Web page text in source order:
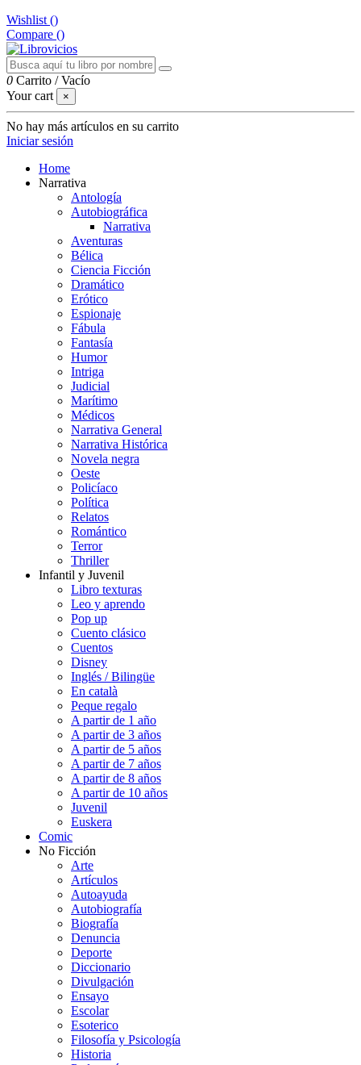
Wishlist ()
Compare ()
0 Carrito /Vacío
Your cart
×
No hay más artículos en su carrito
Iniciar sesión
Home
Narrativa
Antología
Autobiográfica
Narrativa
Aventuras
Bélica
Ciencia Ficción
Dramático
Erótico
Espionaje
Fábula
Fantasía
Humor
Intriga
Judicial
Marítimo
Médicos
Narrativa General
Narrativa Histórica
Novela negra
Oeste
Policíaco
Política
Relatos
Romántico
Terror
Thriller
Infantil y Juvenil
Libro texturas
Leo y aprendo
Pop up
Cuento clásico
Cuentos
Disney
Inglés / Bilingüe
En català
Peque regalo
A partir de 1 año
A partir de 3 años
A partir de 5 años
A partir de 7 años
A partir de 8 años
A partir de 10 años
Juvenil
Euskera
Comic
No Ficción
Arte
Artículos
Autoayuda
Autobiografía
Biografía
Denuncia
Deporte
Diccionario
Divulgación
Ensayo
Escolar
Esoterico
Filosofía y Psicología
Historia